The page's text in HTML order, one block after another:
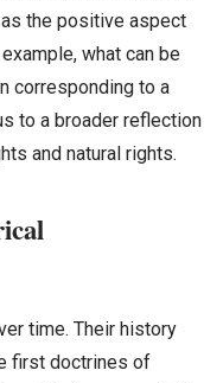
the positive aspect
what can be
corresponding to a
to a broader reflection
and natural rights.
time. Their history
first doctrines of